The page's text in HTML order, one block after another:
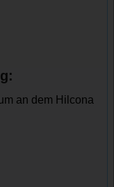
an dem Hilcona